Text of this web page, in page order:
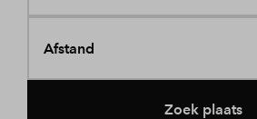
Afstand
Zoek plaats